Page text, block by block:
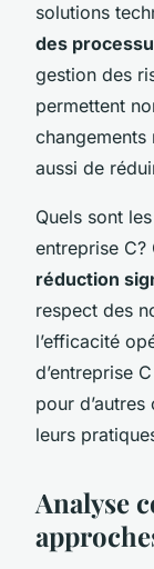
solutions
des
gestion des
permettent
changements
aussi de
Quels sont
entreprise
réduction
respect des
l’efficacité
d’entreprise
pour
leurs
Analyse